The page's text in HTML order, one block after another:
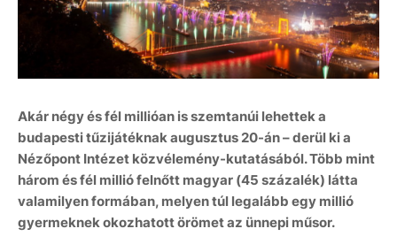
Akár négy és fél millióan is szemtanúi lehettek a
budapesti tűzijátéknak augusztus 20-án – derül ki a
Nézőpont Intézet közvélemény-kutatásából. Több mint
három és fél millió felnőtt magyar (45 százalék) látta
valamilyen formában, melyen túl legalább egy millió
gyermeknek okozhatott örömet az ünnepi műsor.